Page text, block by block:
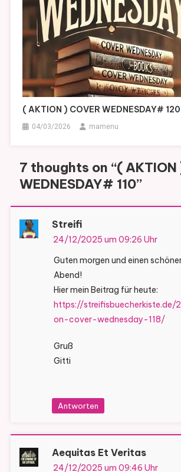
( AKTION ) COVER WEDNESDAY# 120
04/03/2026 mamenu
7 thoughts on “( AKTION
WEDNESDAY# 110”
Streifi
24/12/2025 um 09:26 Uhr
Guten morgen und einen
Abend!
Hier mein Beitrag für heute:
https://
on-cover-wednesday-118/
Gruß
Gitti
Antworten
Aequitas Et Veritas
24/12/2025 um 09:46 Uhr